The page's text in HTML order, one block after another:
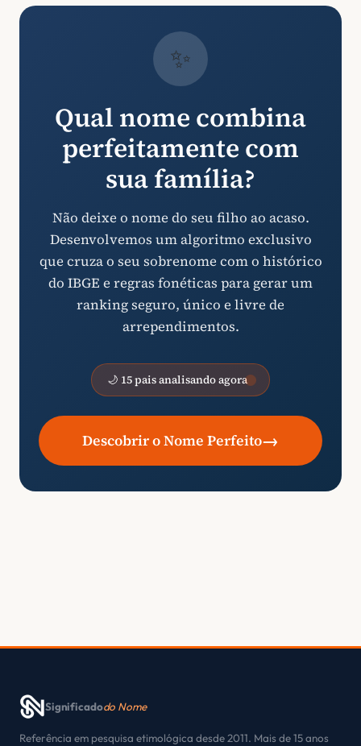
✨
Qual nome combina
perfeitamente com
sua família?
Não deixe o nome do seu filho ao acaso.
Desenvolvemos um algoritmo exclusivo
que cruza o seu sobrenome com o histórico
do IBGE e regras fonéticas para gerar um
ranking seguro, único e livre de
arrependimentos.
🌙 15 pais analisando agora
Descobrir o Nome Perfeito→
Significadodo Nome
Referência em pesquisa etimológica desde 2011. Mais de 15 anos